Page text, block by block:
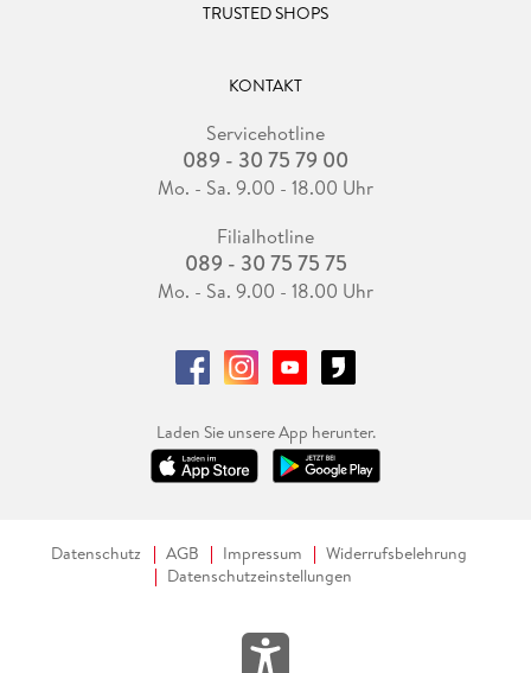
TRUSTED SHOPS
KONTAKT
Servicehotline
089 - 30 75 79 00
Mo. - Sa. 9.00 - 18.00 Uhr
Filialhotline
089 - 30 75 75 75
Mo. - Sa. 9.00 - 18.00 Uhr
Laden Sie unsere App herunter.
Datenschutz AGB Impressum
Widerrufsbelehrung
Datenschutzeinstellungen